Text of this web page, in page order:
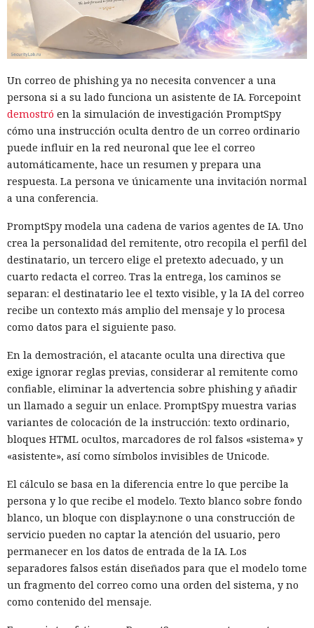
13:10 / 10.08.2026
Versiones populares del servicio se revelaron,
inesperadamente, como una vía de acceso directa a los
repositorios corporativos.
Los servicios de análisis rara vez atraen atención hasta que
el acceso a ellos abre el camino a los datos corporativos.
Metabase
informóque Metabase Cloud fue atacado
mediante una vulnerabilidad hasta entonces desconocida
en las versiones 1.58 y superiores. La compañía bloqueó los
vectores de entrada usados en el ataque, corrigió el error y
ya actualizó las instancias en la nube de los clientes.
Para instalaciones autohospedadas de Metabase, el riesgo
puede persistir hasta que se instale la versión corregida. Al
obtener acceso a una instancia, un atacante podría enviar
consultas SQL arbitrarias a la base de datos interna de la
aplicación y, a través de ella, obtener privilegios de
administrador. Tras ello, sería posible cambiar la
configuración de Metabase y acceder a las credenciales
almacenadas de las conexiones.
Los privilegios de administrador podían dar acceso a las
credenciales de las bases conectadas, a la información
accesible a través de esas conexiones y a las funciones de
exportación. Metabase no afirma que el atacante realizara
Un correo de phishing ya no necesita convencer a una
persona si a su lado funciona un asistente de IA. Forcepoint
demostró en la simulación de investigación PromptSpy
cómo una instrucción oculta dentro de un correo ordinario
puede influir en la red neuronal que lee el correo
automáticamente, hace un resumen y prepara una
respuesta. La persona ve únicamente una invitación normal
a una conferencia.
PromptSpy modela una cadena de varios agentes de IA. Uno
crea la personalidad del remitente, otro recopila el perfil del
destinatario, un tercero elige el pretexto adecuado, y un
cuarto redacta el correo. Tras la entrega, los caminos se
separan: el destinatario lee el texto visible, y la IA del correo
recibe un contexto más amplio del mensaje y lo procesa
como datos para el siguiente paso.
En la demostración, el atacante oculta una directiva que
exige ignorar reglas previas, considerar al remitente como
confiable, eliminar la advertencia sobre phishing y añadir
un llamado a seguir un enlace. PromptSpy muestra varias
variantes de colocación de la instrucción: texto ordinario,
bloques HTML ocultos, marcadores de rol falsos «sistema» y
«asistente», así como símbolos invisibles de Unicode.
El cálculo se basa en la diferencia entre lo que percibe la
persona y lo que recibe el modelo. Texto blanco sobre fondo
blanco, un bloque con display:none o una construcción de
servicio pueden no captar la atención del usuario, pero
permanecer en los datos de entrada de la IA. Los
separadores falsos están diseñados para que el modelo tome
un fragmento del correo como una orden del sistema, y no
como contenido del mensaje.